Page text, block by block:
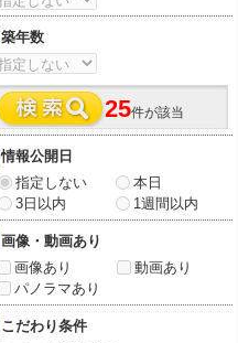
築年数
25件が該当
情報公開日
指定しない
本日
3日以内
1週間以内
画像・動画あり
画像あり
動画あり
パノラマあり
こだわり条件